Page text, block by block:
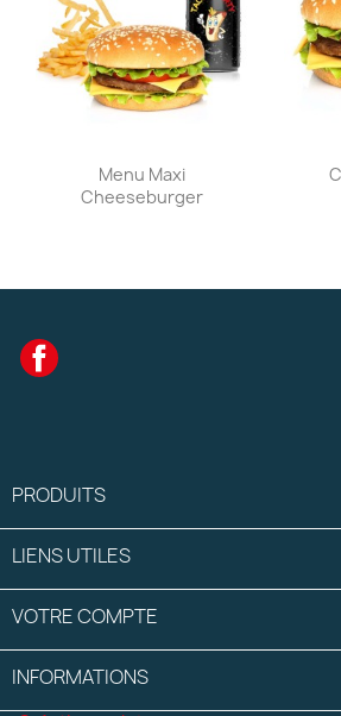
Aperçu rapide
Menu Maxi
Cheeseburger

PRODUITS
LIENS UTILES
VOTRE COMPTE
INFORMATIONS